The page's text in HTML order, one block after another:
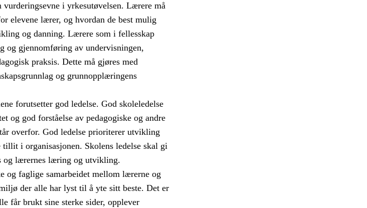
i yrkesutøvelsen. Lærere må
elevene lærer, og hvordan de best mulig
og danning. Lærere som i fellesskap
og gjennomføring av undervisningen,
praksis. Dette må gjøres med
og grunnopplæringens
forutsetter god ledelse. God skoleledelse
og god forståelse av pedagogiske og andre
overfor. God ledelse prioriterer utvikling
i organisasjonen. Skolens ledelse skal gi
og lærernes læring og utvikling.
og faglige samarbeidet mellom lærerne og
der alle har lyst til å yte sitt beste. Det er
får brukt sine sterke sider, opplever